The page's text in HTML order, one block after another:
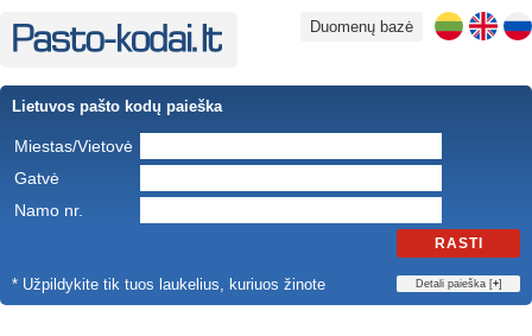
Duomenų bazė
Lietuvos pašto kodų paieška
Miestas/Vietovė
Gatvė
Namo nr.
RASTI
* Užpildykite tik tuos laukelius, kuriuos žinote Detali paieška [+]